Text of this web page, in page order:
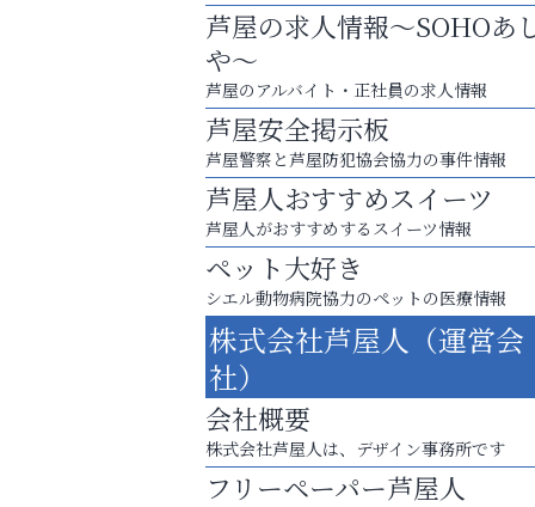
運動不足「動かない」を解消しませんか？
アクイール芦屋店
芦屋の求人情報～SOHOあ
や～
芦屋のアルバイト・正社員の求人情報
芦屋安全掲示板
芦屋警察と芦屋防犯協会協力の事件情報
芦屋人おすすめスイーツ
芦屋人がおすすめするスイーツ情報
ペット大好き
シエル動物病院協力のペットの医療情報
株式会社芦屋人（運営会
社）
会社概要
株式会社芦屋人は、デザイン事務所です
フリーペーパー芦屋人